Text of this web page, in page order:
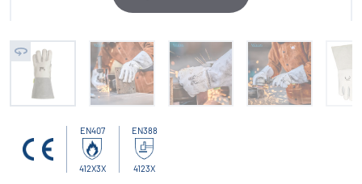
EN407
412X3X
EN388
4123X